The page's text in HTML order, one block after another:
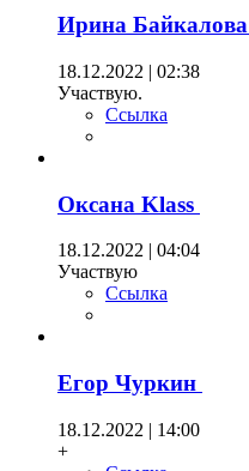
Ирина Байкалова
18.12.2022 | 02:38
Участвую.
Ссылка
Оксана Klass
18.12.2022 | 04:04
Участвую
Ссылка
Егор Чуркин
18.12.2022 | 14:00
+